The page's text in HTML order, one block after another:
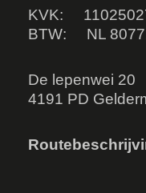
KVK:
BTW: NL
De lepenwei 20
4191 PD